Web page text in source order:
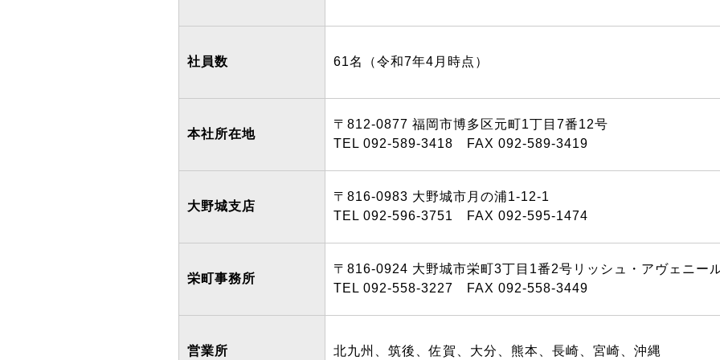
社員数 61名（令和7年4月時点）
本社所在地
〒812-0877 福岡市博多区元町1丁目7番12号
TEL 092-589-3418 FAX 092-589-3419
大野城支店
〒816-0983 大野城市月の浦1-12-1
TEL 092-596-3751 FAX 092-595-1474
栄町事務所
〒816-0924 大野城市栄町3丁目1番2号リッシュ・アヴェニー
TEL 092-558-3227 FAX 092-558-3449
営業所 北九州、筑後、佐賀、大分、熊本、長崎、宮崎、沖縄